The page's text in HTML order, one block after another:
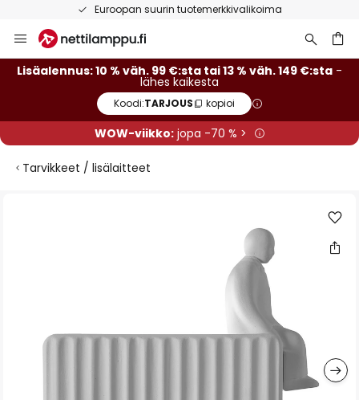
Euroopan suurin tuotemerkkivalikoima
to
Content
Lisäalennus: 10 % väh. 99 €:sta tai 13 % väh. 149 €:sta -
lähes kaikesta
Koodi:TARJOUS kopioi
WOW-viikko:jopa -70 % >
Tarvikkeet / lisälaitteet
gallery